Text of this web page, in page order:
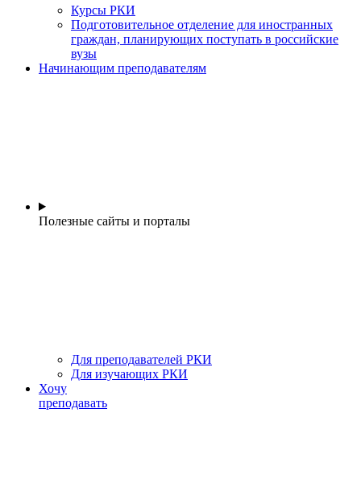
Курсы РКИ
Подготовительное отделение для иностранных
граждан, планирующих поступать в российские
вузы
Начинающим преподавателям
Полезные сайты и порталы
Для преподавателей РКИ
Для изучающих РКИ
Хочу
преподавать